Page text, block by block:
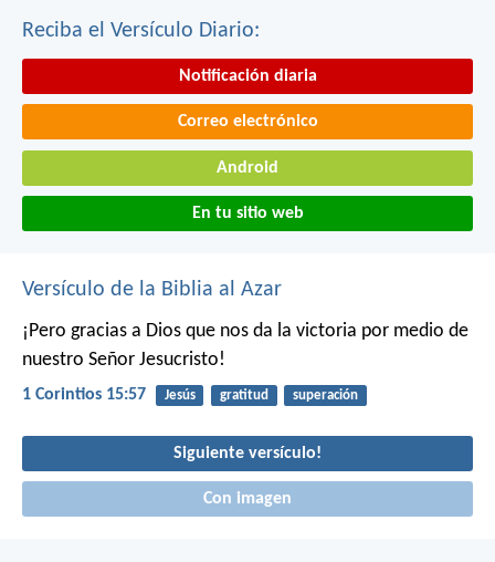
Reciba el Versículo Diario:
Notificación diaria
Correo electrónico
Android
En tu sitio web
Versículo de la Biblia al Azar
¡Pero gracias a Dios que nos da la victoria por medio de
nuestro Señor Jesucristo!
1 Corintios 15:57 Jesús gratitud superación
Siguiente versículo!
Con imagen